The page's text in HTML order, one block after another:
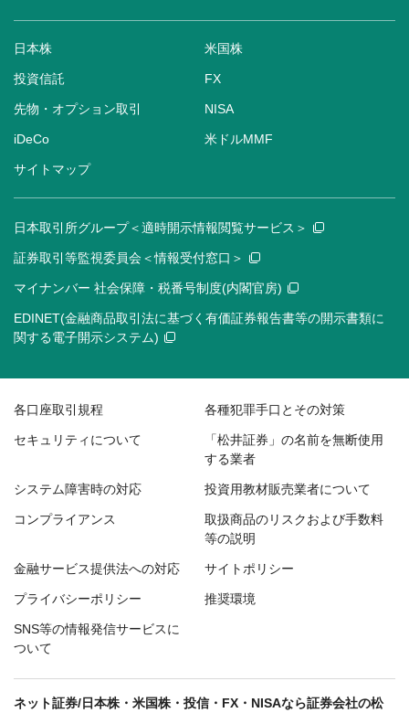
日本株 米国株
投資信託 FX
先物・オプション取引 NISA
iDeCo 米ドルMMF
サイトマップ
日本取引所グループ＜適時開示情報閲覧サービス＞
証券取引等監視委員会＜情報受付窓口＞
マイナンバー 社会保障・税番号制度(内閣官房)
EDINET(金融商品取引法に基づく有価証券報告書等の開示書類に
関する電子開示システム)
各口座取引規程 各種犯罪手口とその対策
セキュリティについて
「松井証券」の名前を無断使用
する業者
システム障害時の対応 投資用教材販売業者について
コンプライアンス
取扱商品のリスクおよび手数料
等の説明
金融サービス提供法への対応 サイトポリシー
プライバシーポリシー 推奨環境
SNS等の情報発信サービスに
ついて
ネット証券/日本株・米国株・投信・FX・NISAなら証券会社の松